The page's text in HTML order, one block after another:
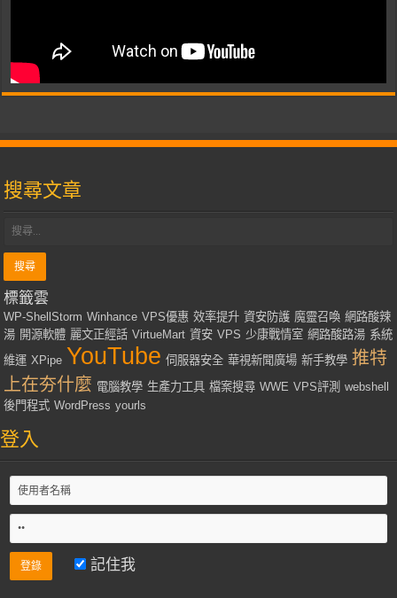
搜尋文章
標籤雲
WP-ShellStorm Winhance VPS優惠 效率提升 資安防護 魔靈召喚 網路酸辣
湯 開源軟體 麗文正經話 VirtueMart 資安 VPS 少康戰情室 網路酸路湯 系統
維運 XPipe YouTube 伺服器安全 華視新聞廣場 新手教學 推特
上在夯什麼 電腦教學 生產力工具 檔案搜尋 WWE VPS評測 webshell
後門程式 WordPress yourls
登入
記住我